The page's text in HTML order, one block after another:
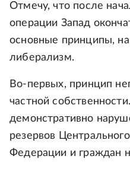
Отмечу, что после
операции Запад
основные принципы,
либерализм.
Во-первых, принцип
частной
демонстративно
резервов
Федерации и граждан